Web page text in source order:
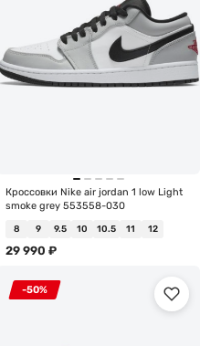
Кроссовки Nike air jordan 1 low Light
smoke grey 553558-030
8 9 9.5 10 10.5 11 12
29 990 ₽
-50%